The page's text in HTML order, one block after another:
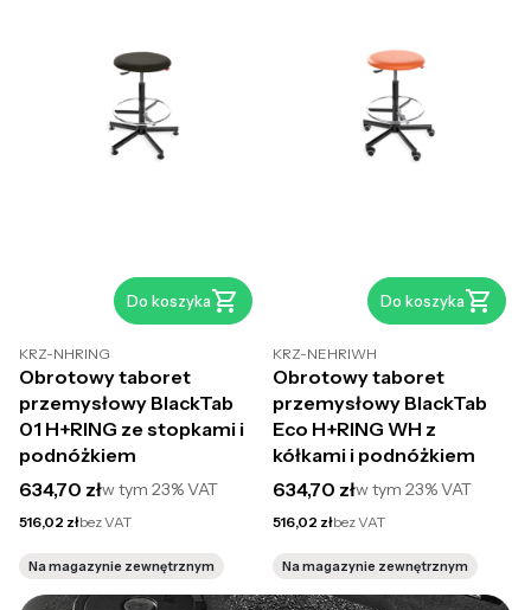
Do koszyka
KRZ-NHRING
Obrotowy taboret
przemysłowy BlackTab
01 H+RING ze stopkami i
podnóżkiem
Cena brutto
634,70 złw tym 23%VAT
Cena netto
516,02 złbez VAT
Na magazynie zewnętrznym
Do koszyka
KRZ-NEHRIWH
Obrotowy taboret
przemysłowy BlackTab
Eco H+RING WH z
kółkami i podnóżkiem
Cena brutto
634,70 złw tym23%VAT
Cena netto
516,02 złbez VAT
Na magazynie zewnętrznym